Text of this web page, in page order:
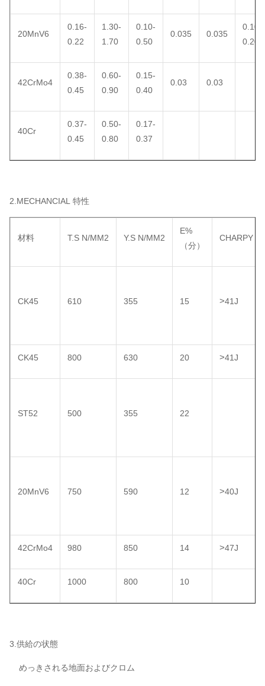
20MnV6
0.16-
0.22
1.30-
1.70
0.10-
0.50
0.035 0.035
0.10-
0.20
42CrMo4
0.38-
0.45
0.60-
0.90
0.15-
0.40
0.03 0.03
40Cr
0.37-
0.45
0.50-
0.80
0.17-
0.37
2.MECHANCIAL 特性
材料 T.S N/MM2 Y.S N/MM2
E%
（分）
CHARPY
CK45 610 355 15 >41J
CK45 800 630 20 >41J
ST52 500 355 22
20MnV6 750 590 12 >40J
42CrMo4 980 850 14 >47J
40Cr 1000 800 10
3.供給の状態
めっきされる地面およびクロム